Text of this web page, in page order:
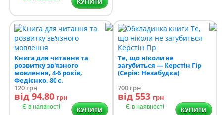
Книга для читання та
розвитку зв'язного
мовлення, 4-6 років,
Федієнко, 80 с.
120грн
від 94.80 грн
Є в наявності КУПИТИ
Те, що ніколи не
загубиться — Керстін Гір
(Серія: Незабудка)
700грн
від 553 грн
Є в наявності КУПИТИ